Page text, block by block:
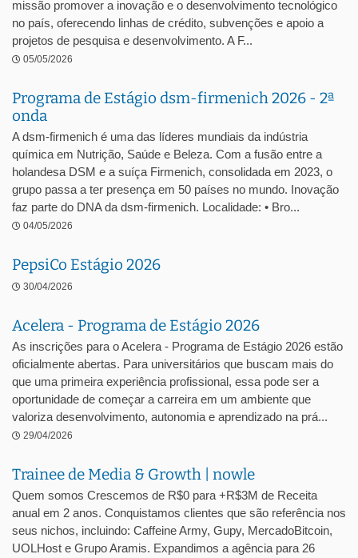
missão promover a inovação e o desenvolvimento tecnológico
no país, oferecendo linhas de crédito, subvenções e apoio a
projetos de pesquisa e desenvolvimento. A F...
05/05/2026
Programa de Estágio dsm-firmenich 2026 - 2ª
onda
A dsm-firmenich é uma das líderes mundiais da indústria
química em Nutrição, Saúde e Beleza. Com a fusão entre a
holandesa DSM e a suíça Firmenich, consolidada em 2023, o
grupo passa a ter presença em 50 países no mundo. Inovação
faz parte do DNA da dsm-firmenich. Localidade: • Bro...
04/05/2026
PepsiCo Estágio 2026
30/04/2026
Acelera - Programa de Estágio 2026
As inscrições para o Acelera - Programa de Estágio 2026 estão
oficialmente abertas. Para universitários que buscam mais do
que uma primeira experiência profissional, essa pode ser a
oportunidade de começar a carreira em um ambiente que
valoriza desenvolvimento, autonomia e aprendizado na prá...
29/04/2026
Trainee de Media & Growth | nowle
Quem somos Crescemos de R$0 para +R$3M de Receita
anual em 2 anos. Conquistamos clientes que são referência nos
seus nichos, incluindo: Caffeine Army, Gupy, MercadoBitcoin,
UOLHost e Grupo Aramis. Expandimos a agência para 26